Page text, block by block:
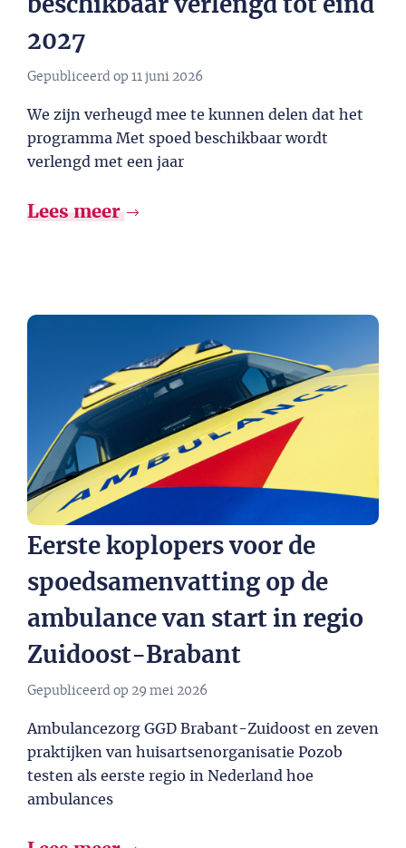
beschikbaar verlengd tot eind
2027​
Gepubliceerd op 11 juni 2026
We zijn verheugd mee te kunnen delen dat het
programma Met spoed beschikbaar wordt
verlengd met een jaar
Lees meer
Eerste koplopers voor de
spoedsamenvatting op de
ambulance van start in regio
Zuidoost-Brabant
Gepubliceerd op 29 mei 2026
Ambulancezorg GGD Brabant-Zuidoost en zeven
praktijken van huisartsenorganisatie Pozob
testen als eerste regio in Nederland hoe
ambulances